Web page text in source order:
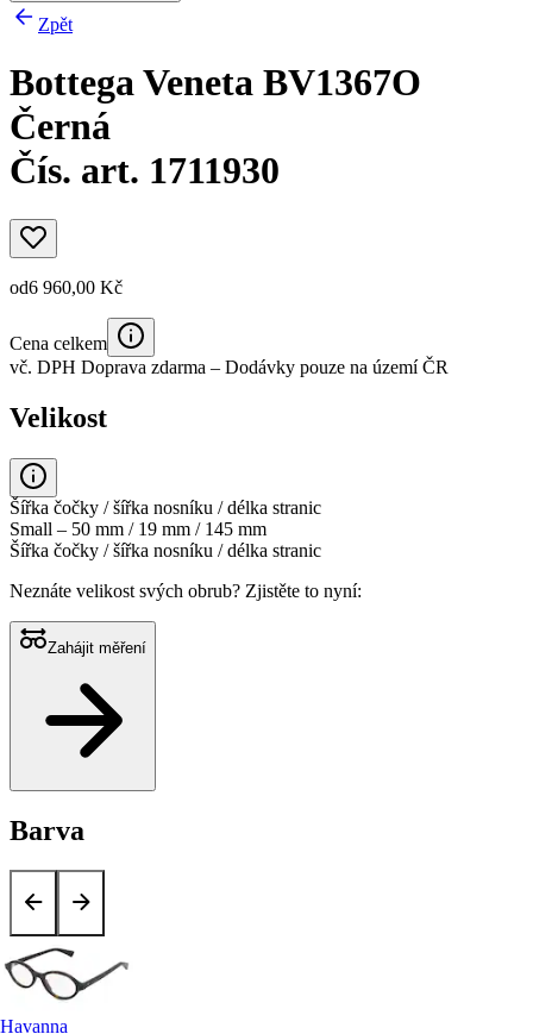
Zpět
Bottega Veneta BV1367O
Černá
Čís. art. 1711930
od6 960,00 Kč
Cena celkem
vč. DPH Doprava zdarma – Dodávky pouze na území ČR
Velikost
Šířka čočky / šířka nosníku / délka stranic
Small – 50 mm / 19 mm / 145 mm
Šířka čočky / šířka nosníku / délka stranic
Neznáte velikost svých obrub? Zjistěte to nyní:
Zahájit měření
Barva
Havanna